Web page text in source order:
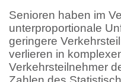
Senioren haben im
unterproportionale
geringere
verlieren in
Verkehrsteilnehmer